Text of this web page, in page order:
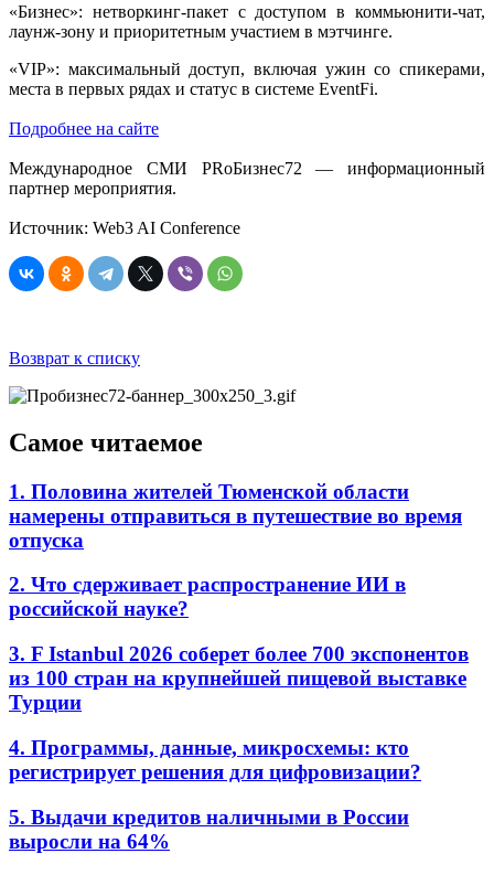
«Бизнес»: нетворкинг-пакет с доступом в коммьюнити-чат,
лаунж-зону и приоритетным участием в мэтчинге.
«VIP»: максимальный доступ, включая ужин со спикерами,
места в первых рядах и статус в системе EventFi.
Подробнее на сайте
Международное СМИ PRоБизнес72 — информационный
партнер мероприятия.
Источник: Web3 AI Conference
Возврат к списку
Самое читаемое
1. Половина жителей Тюменской области
намерены отправиться в путешествие во время
отпуска
2. Что сдерживает распространение ИИ в
российской науке?
3. F Istanbul 2026 соберет более 700 экспонентов
из 100 стран на крупнейшей пищевой выставке
Турции
4. Программы, данные, микросхемы: кто
регистрирует решения для цифровизации?
5. Выдачи кредитов наличными в России
выросли на 64%